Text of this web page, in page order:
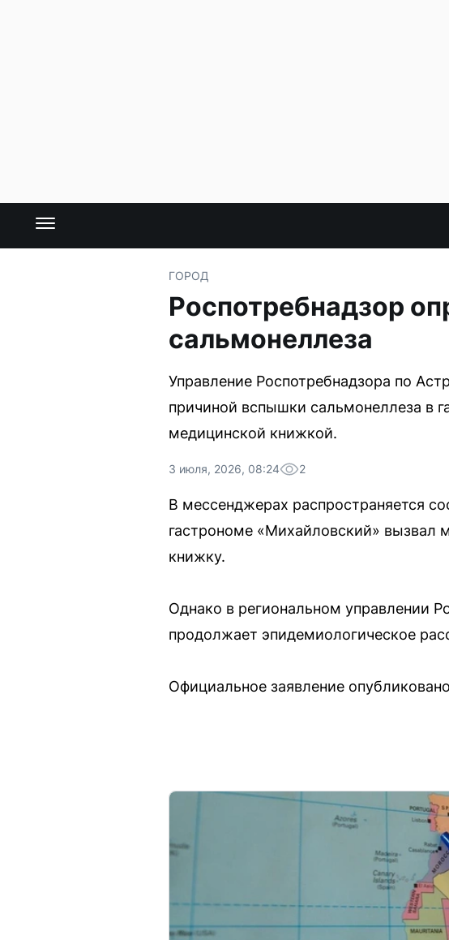
ГОРОД
Роспотребнадзор
сальмонеллеза
Управление Роспотребнадзора по
причиной вспышки сальмонеллеза в
медицинской книжкой.
3 июля, 2026, 08:24 2
В мессенджерах распространяется
гастрономе «Михайловский» вызвал
книжку.
Однако в региональном управлении
продолжает эпидемиологическое
Официальное заявление